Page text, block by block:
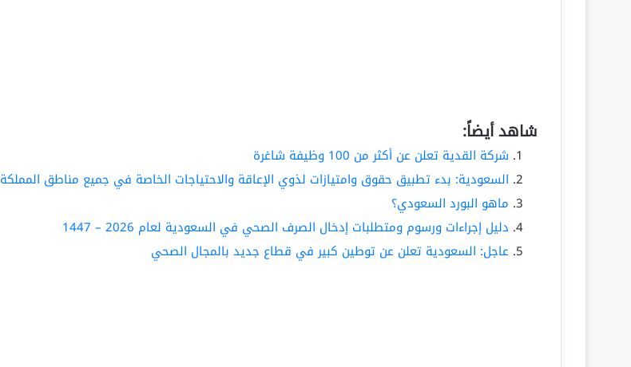
شاهد أيضاً:
شركة القدية تعلن عن أكثر من 100 وظيفة شاغرة
السعودية: بدء تطبيق حقوق وامتيازات لذوي الإعاقة والاحتياجات الخاصة في جميع مناطق المملكة
ماهو البورد السعودي؟
دليل إجراءات ورسوم ومتطلبات إدخال الصرف الصحي في السعودية لعام 2026 – 1447
عاجل: السعودية تعلن عن توطين كبير في قطاع جديد بالمجال الصحي